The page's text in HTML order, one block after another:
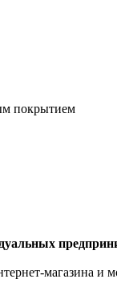
покрытием
магазина и